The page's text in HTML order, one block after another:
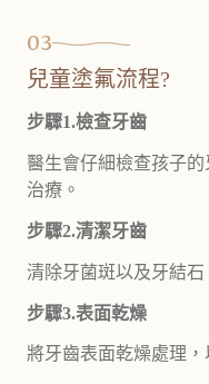
03
兒童塗氟流程?
步驟1.檢查牙齒
醫生會仔細檢查孩子
治療。
步驟2.清潔牙齒
清除牙菌斑以及牙結石
步驟3.表面乾燥
將牙齒表面乾燥處理